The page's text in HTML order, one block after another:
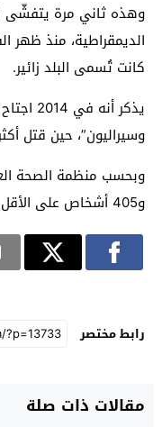
وهذه ثاني مرة يتفشّى
كانت تُسمى البلد زائير.
يذكر
وسيراليون”، حين قتل أكثر من 11
و405 أشخاص على الأقل بسببه.
رابط مختصر
مقالات ذات صلة